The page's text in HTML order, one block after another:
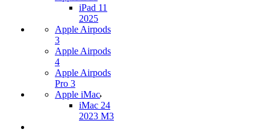
iPad 11
2025
Apple Airpods
3
Apple Airpods
4
Apple Airpods
Pro 3
Apple iMac
iMac 24
2023 M3